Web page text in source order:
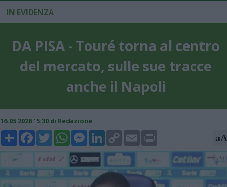
IN EVIDENZA
DA PISA - Touré torna al centro
del mercato, sulle sue tracce
anche il Napoli
16.05.2026 15:30 di Redazione
ShareFacebookTwitterWhatsAppMessenger
LinkedIn
Copy
Link
Email Print aA